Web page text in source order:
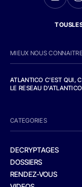
MIEUX NOUS CONNAITRE
ATLANTICO C'EST QUI,
LE RESEAU D'ATLANTICO
CATEGORIES
DECRYPTAGES
DOSSIERS
RENDEZ-VOUS